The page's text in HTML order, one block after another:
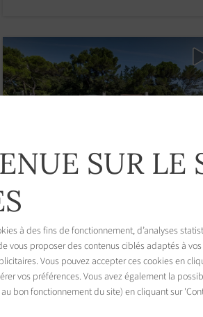
Villa Mougins
5 chambres
A partir de 26 666 €/
SUR LE
à des fins de fonctionnement, d’analyses
vous proposer des contenus ciblés adaptés à
Vous pouvez accepter ces cookies en
vos préférences. Vous avez également la
bon fonctionnement du site) en cliquant sur